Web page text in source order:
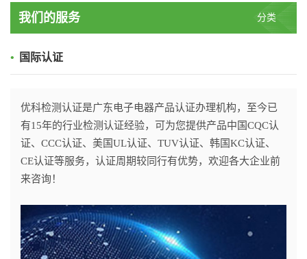
认证 | CSA认证
我们的服务 分类
• 国际认证
优科检测认证是广东电子电器产品认证办理机构，至今已
有15年的行业检测认证经验，可为您提供产品中国CQC认
证、CCC认证、美国UL认证、TUV认证、韩国KC认证、
CE认证等服务，认证周期较同行有优势，欢迎各大企业前
来咨询！